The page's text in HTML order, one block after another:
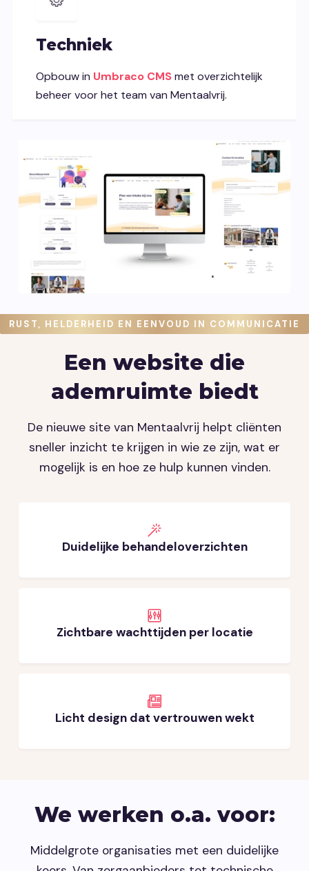
Techniek
Opbouw in Umbraco CMSmet overzichtelijk
beheer voor het team van Mentaalvrij.
RUST, HELDERHEID EN EENVOUD IN COMMUNICATIE
Een website die
ademruimte biedt
De nieuwe site van Mentaalvrij helpt cliënten
sneller inzicht te krijgen in wie ze zijn, wat er
mogelijk is en hoe ze hulp kunnen vinden.
Duidelijke behandeloverzichten
Zichtbare wachttijden per locatie
Licht design dat vertrouwen wekt
We werken o.a. voor:
Middelgrote organisaties met een duidelijke